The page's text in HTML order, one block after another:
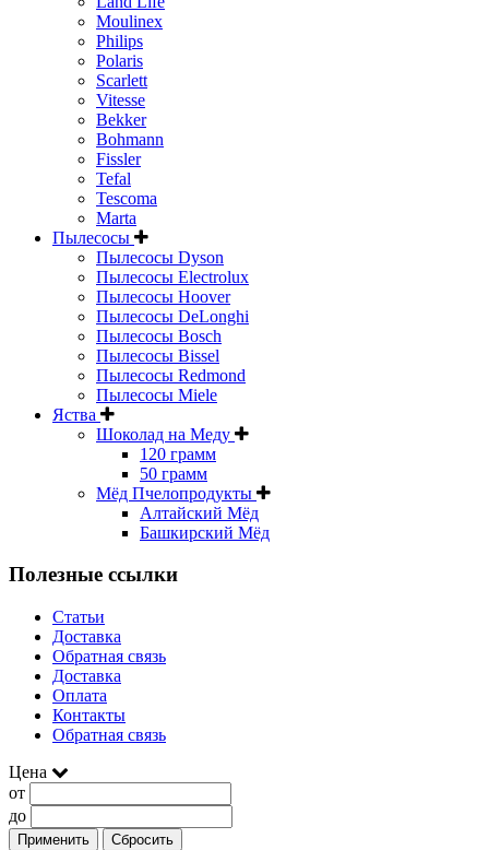
Moulinex
Philips
Polaris
Scarlett
Vitesse
Bekker
Bohmann
Fissler
Tefal
Tescoma
Marta
Пылесосы
Пылесосы Dyson
Пылесосы Electrolux
Пылесосы Hoover
Пылесосы DeLonghi
Пылесосы Bosch
Пылесосы Bissel
Пылесосы Redmond
Пылесосы Miele
Яства
Шоколад на Меду
120 грамм
50 грамм
Мёд Пчелопродукты
Алтайский Мёд
Башкирский Мёд
Полезные ссылки
Статьи
Доставка
Обратная связь
Доставка
Оплата
Контакты
Обратная связь
Цена
от
до
Применить Сбросить